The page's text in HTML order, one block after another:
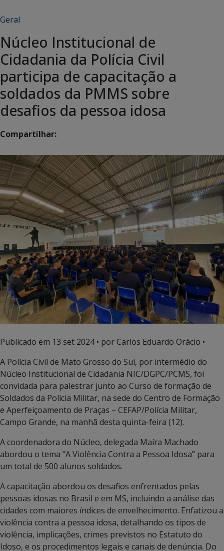
Geral
Núcleo Institucional de
Cidadania da Polícia Civil
participa de capacitação a
soldados da PMMS sobre
desafios da pessoa idosa
Compartilhar:
Publicado em 13 set 2024• por Carlos Eduardo Orácio •
A Polícia Civil de Mato Grosso do Sul, por intermédio do
Núcleo Institucional de Cidadania NIC/DGPC/PCMS, foi
convidada para palestrar junto ao Curso de formação de
Soldados da Polícia Militar, na sede do Centro de Formação
e Aperfeiçoamento de Praças – CEFAP/Polícia Militar,
Campo Grande, na manhã desta quinta-feira (12).
A coordenadora do Núcleo, delegada Maíra Machado
abordou o tema “A Violência Contra a Pessoa Idosa” para
um total de 500 alunos soldados.
A capacitação abordou os desafios enfrentados pelas
pessoas idosas no Brasil e em MS, incluindo a análise das
cidades com maiores índices de envelhecimento. Enfatizou a
violência contra a pessoa idosa, detalhando os tipos de
violência, implicações, crimes previstos no Estatuto do
Idoso, e os procedimentos legais e canais de denúncia. Do